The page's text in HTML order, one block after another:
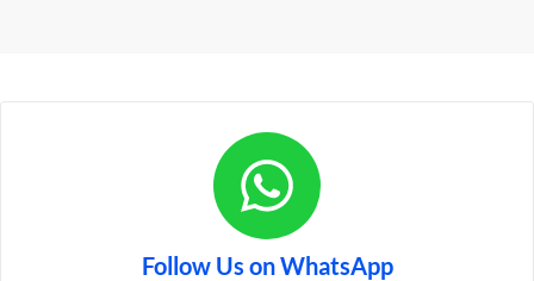
Follow Us on WhatsApp